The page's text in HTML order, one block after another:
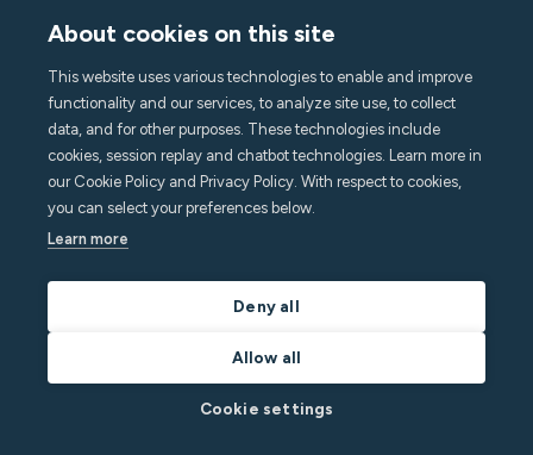
Lingua
About cookies on this site
This website uses various technologies to enable and improve
functionality and our services, to analyze site use, to collect
data, and for other purposes. These technologies include
cookies, session replay and chatbot technologies. Learn more in
our Cookie Policy and Privacy Policy. With respect to cookies,
you can select your preferences below.
Learn more
Deny all
Allow all
Cookie settings